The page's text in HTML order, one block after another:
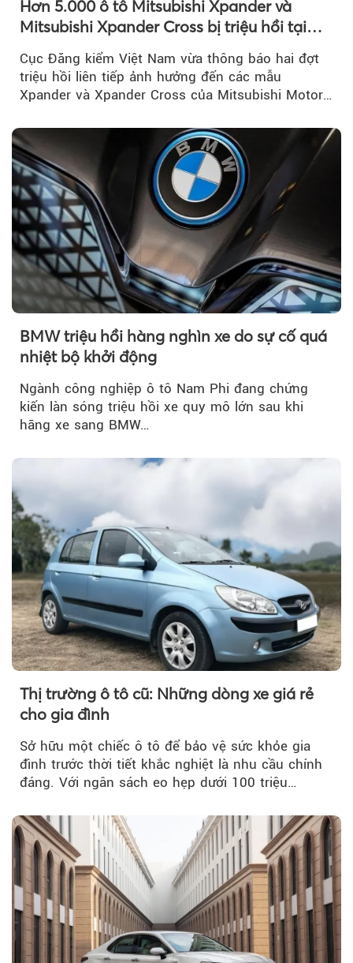
Hơn 5.000 ô tô Mitsubishi Xpander và
Mitsubishi Xpander Cross bị triệu hồi tại
Cục Đăng kiểm Việt Nam vừa thông báo hai đợt
triệu hồi liên tiếp ảnh hưởng đến các mẫu
Xpander và Xpander Cross của Mitsubishi Motor
BMW triệu hồi hàng nghìn xe do sự cố quá
nhiệt bộ khởi động
Ngành công nghiệp ô tô Nam Phi đang chứng
kiến làn sóng triệu hồi xe quy mô lớn sau khi
hãng xe sang BMW…
Thị trường ô tô cũ: Những dòng xe giá rẻ
cho gia đình
Sở hữu một chiếc ô tô để bảo vệ sức khỏe gia
đình trước thời tiết khắc nghiệt là nhu cầu chính
đáng. Với ngân sách eo hẹp dưới 100 triệu